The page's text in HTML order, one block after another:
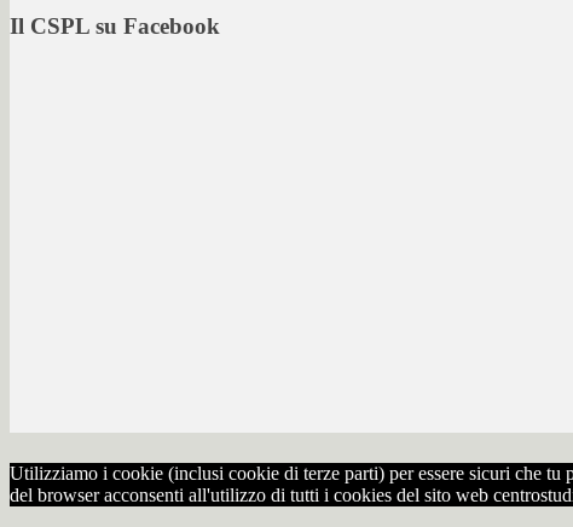
Il CSPL su Facebook
Utilizziamo i cookie (inclusi cookie di terze parti) per essere sicuri che tu
del browser acconsenti all'utilizzo di tutti i cookies del sito web